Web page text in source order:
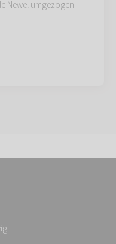
Newel umgezogen.